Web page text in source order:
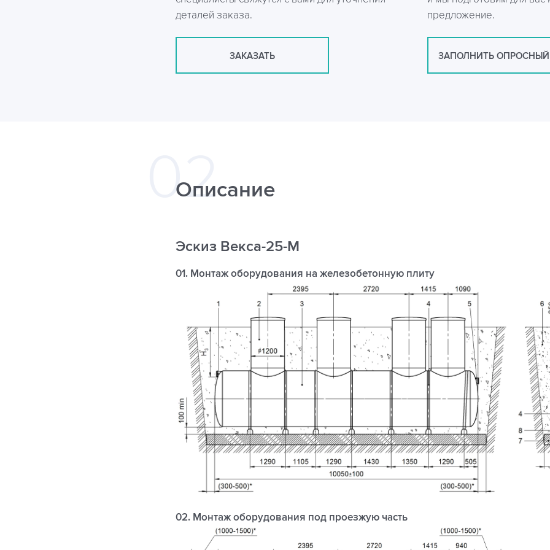
деталей заказа.
ЗАКАЗАТЬ
предложение.
ЗАПОЛНИТЬ
Описание
Эскиз Векса-25-М
01. Монтаж оборудования на железобетонную плиту
02. Монтаж оборудования под проезжую часть